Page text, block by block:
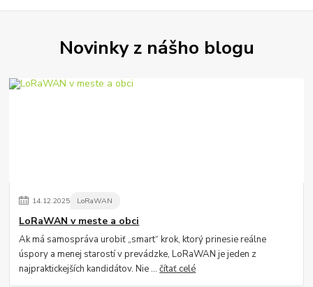
Novinky z nášho blogu
14.12.2025 LoRaWAN
LoRaWAN v meste a obci
Ak má samospráva urobiť „smart“ krok, ktorý prinesie reálne
úspory a menej starostí v prevádzke, LoRaWAN je jeden z
najpraktickejších kandidátov. Nie ...čítať celé